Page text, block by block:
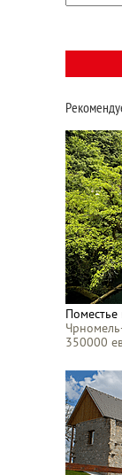
Поместье
350000